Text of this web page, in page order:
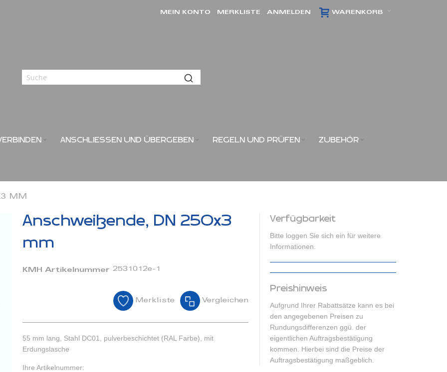
WARENKORB
MEIN KONTO MERKLISTE ANMELDEN
ANSCHLIESSEN UND ÜBERGEBEN REGELN UND PRÜFEN ZUBEHÖR
MM
Anschweißende, DN 250x3
mm
KMH Artikelnummer 2531012e-1
Merkliste Vergleichen
55 mm lang, Stahl DC01, pulverbeschichtet (RAL Farbe), mit
Erdungslasche
Ihre Artikelnummer:
Verfügbarkeit
Bitte loggen Sie sich ein für weitere
Informationen.
Preishinweis
Aufgrund Ihrer Rabattsätze kann es bei
den angegebenen Preisen zu
Rundungsdifferenzen ggü. der
eigentlichen Auftragsbestätigung
kommen. Hierbei sind die Preise der
Auftragsbestätigung maßgeblich.